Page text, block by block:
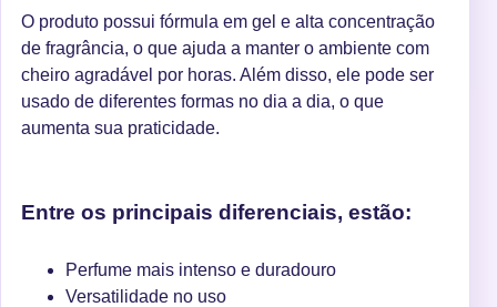
O produto possui fórmula em gel e alta concentração
de fragrância, o que ajuda a manter o ambiente com
cheiro agradável por horas. Além disso, ele pode ser
usado de diferentes formas no dia a dia, o que
aumenta sua praticidade.
Entre os principais diferenciais, estão:
Perfume mais intenso e duradouro
Versatilidade no uso